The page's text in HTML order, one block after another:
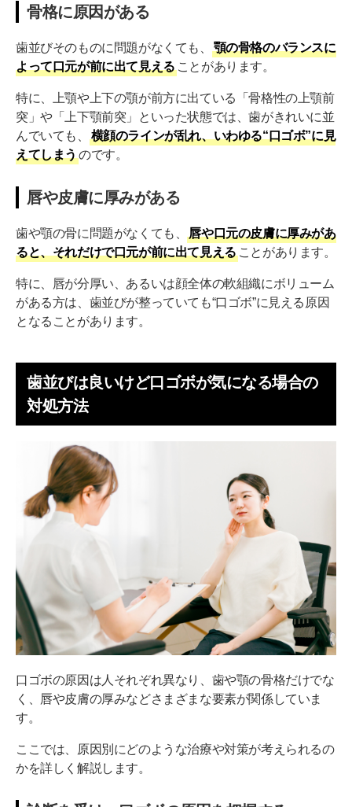
骨格に原因がある
歯並びそのものに問題がなくても、
顎の骨格のバランスに
よって口元が前に出て見える ことがあります。
特に、上顎や上下の顎が前方に出ている「骨格性の上顎前
突」や「上下顎前突」といった状態では、歯がきれいに並
んでいても、
横顔のラインが乱れ、いわゆる“口ゴボ”に見
えてしまう のです。
唇や皮膚に厚みがある
歯や顎の骨に問題がなくても、
唇や口元の皮膚に厚みがあ
ると、それだけで口元が前に出て見える ことがあります。
特に、唇が分厚い、あるいは顔全体の軟組織にボリューム
がある方は、歯並びが整っていても“口ゴボ”に見える原因
となることがあります。
歯並びは良いけど口ゴボが気になる場合の
対処方法
口ゴボの原因は人それぞれ異なり、歯や顎の骨格だけでな
く、唇や皮膚の厚みなどさまざまな要素が関係していま
す。
ここでは、原因別にどのような治療や対策が考えられるの
かを詳しく解説します。